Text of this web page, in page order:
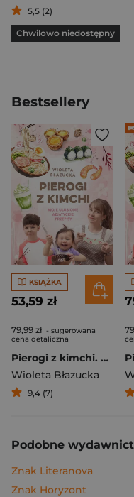
5,5 (2)
Chwilowo niedostępny
Bestsellery
KSIĄŻKA
53,59 zł
79,99 zł - sugerowana
cena detaliczna
Pierogi z kimchi. Moje ulubione azjatyckie przepisy
Wioleta Błazucka
9,4 (7)
Podobne
Znak Literanova
Znak Horyzont